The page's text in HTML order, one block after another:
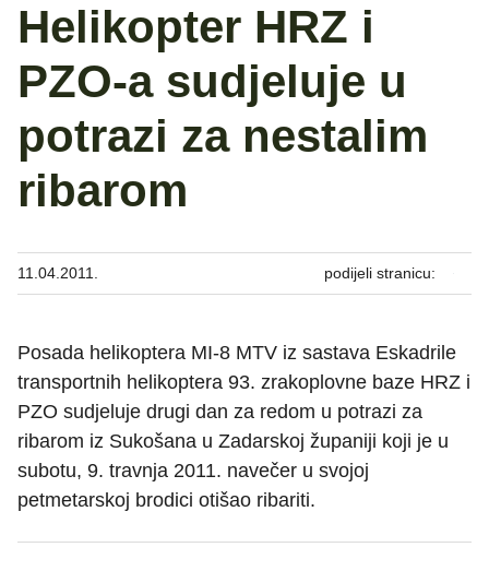
Helikopter HRZ i
PZO-a sudjeluje u
potrazi za nestalim
ribarom
11.04.2011. podijeli stranicu:
Posada helikoptera MI-8 MTV iz sastava Eskadrile
transportnih helikoptera 93. zrakoplovne baze HRZ i
PZO sudjeluje drugi dan za redom u potrazi za
ribarom iz Sukošana u Zadarskoj županiji koji je u
subotu, 9. travnja 2011. navečer u svojoj
petmetarskoj brodici otišao ribariti.